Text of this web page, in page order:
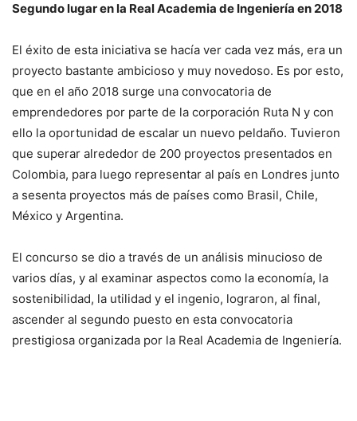
Segundo lugar en la Real Academia de Ingeniería en 2018
El éxito de esta iniciativa se hacía ver cada vez más, era un
proyecto bastante ambicioso y muy novedoso. Es por esto,
que en el año 2018 surge una convocatoria de
emprendedores por parte de la corporación Ruta N y con
ello la oportunidad de escalar un nuevo peldaño. Tuvieron
que superar alrededor de 200 proyectos presentados en
Colombia, para luego representar al país en Londres junto
a sesenta proyectos más de países como Brasil, Chile,
México y Argentina.
El concurso se dio a través de un análisis minucioso de
varios días, y al examinar aspectos como la economía, la
sostenibilidad, la utilidad y el ingenio, lograron, al final,
ascender al segundo puesto en esta convocatoria
prestigiosa organizada por la Real Academia de Ingeniería.